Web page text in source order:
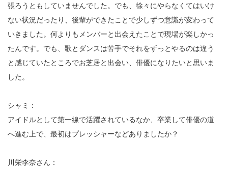
張ろうともしていませんでした。でも、徐々にやらなくてはいけ
ない状況だったり、後輩ができたことで少しずつ意識が変わって
いきました。何よりもメンバーと出会えたことで現場が楽しかっ
たんです。でも、歌とダンスは苦手でそれをずっとやるのは違う
と感じていたところでお芝居と出会い、俳優になりたいと思いま
した。
シャミ：
アイドルとして第一線で活躍されているなか、卒業して俳優の道
へ進む上で、最初はプレッシャーなどありましたか？
川栄李奈さん：